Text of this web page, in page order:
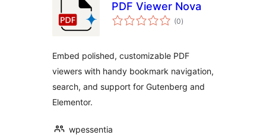
PDF Viewer Nova
(0общий
рейтинг
)
Embed polished, customizable PDF
viewers with handy bookmark navigation,
search, and support for Gutenberg and
Elementor.
wpessentia